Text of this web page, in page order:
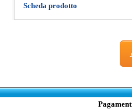
Scheda prodotto